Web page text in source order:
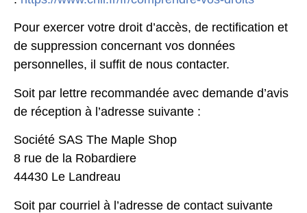
Pour exercer votre droit d’accès, de rectification et
de suppression concernant vos données
personnelles, il suffit de nous contacter.
Soit par lettre recommandée avec demande d’avis
de réception à l’adresse suivante :
Société SAS The Maple Shop
8 rue de la Robardiere
44430 Le Landreau
Soit par courriel à l’adresse de contact suivante